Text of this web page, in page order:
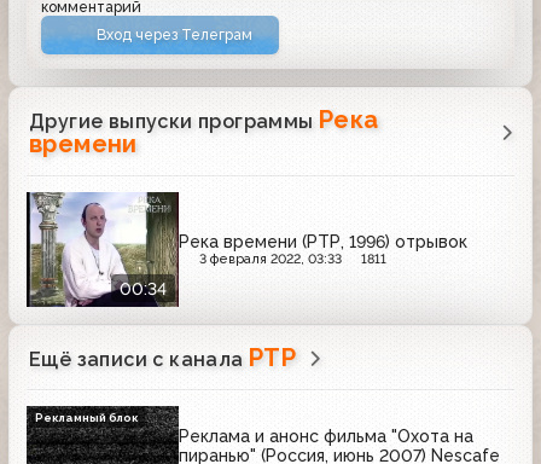
комментарий
Вход через Телеграм
Другие выпуски программы Река
времени
00:34
Река времени (РТР, 1996) отрывок
3 февраля 2022, 03:33 1811
Ещё записи с канала РТР
Реклама и анонс фильма "Охота на
пиранью" (Россия, июнь 2007) Nescafe
Рекламный блок